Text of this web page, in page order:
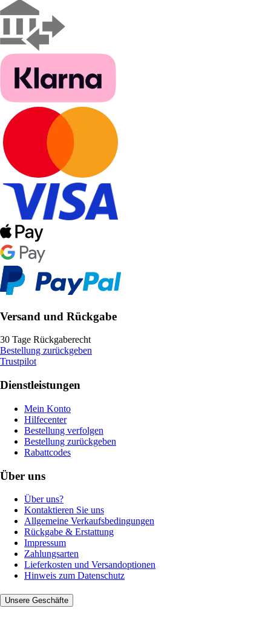
Versand und Rückgabe
30 Tage Rückgaberecht
Bestellung zurückgeben
Trustpilot
Dienstleistungen
Mein Konto
Hilfecenter
Bestellung verfolgen
Bestellung zurückgeben
Rabattcodes
Über uns
Über uns?
Kontaktieren Sie uns
Allgemeine Verkaufsbedingungen
Rückgabe & Erstattung
Impressum
Zahlungsarten
Lieferkosten und Versandoptionen
Hinweis zum Datenschutz
Unsere Geschäfte